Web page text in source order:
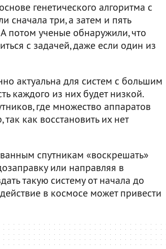
генетического алгоритма с
сначала три, а затем и пять
потом ученые обнаружили, что
с задачей, даже если один из
актуальна для систем с большим
каждого из них будет низкой.
где множество аппаратов
как восстановить их нет
спутникам «воскрешать»
или направляя в
такую систему от начала до
в космосе может привести